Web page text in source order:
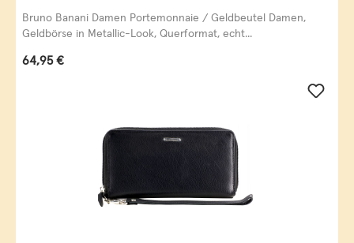
Leder, schwarz-gold
Bruno Banani Damen Portemonnaie / Geldbeutel Damen,
Geldbörse in Metallic-Look, Querformat, echt...
Regulärer Preis:
64,95 €